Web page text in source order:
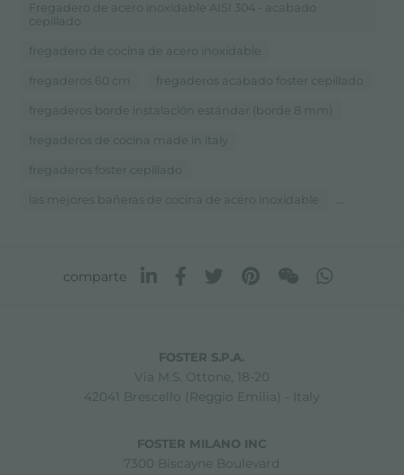
Fregadero de acero inoxidable AISI 304 - acabado
cepillado
fregadero de cocina de acero inoxidable
fregaderos 60 cm fregaderos acabado foster cepillado
fregaderos borde instalación estándar (borde 8 mm)
fregaderos de cocina made in italy
fregaderos foster cepillado
las mejores bañeras de cocina de acero inoxidable ...
comparte
FOSTER S.P.A.
Via M.S. Ottone, 18-20
42041 Brescello (Reggio Emilia) - Italy
FOSTER MILANO INC
7300 Biscayne Boulevard